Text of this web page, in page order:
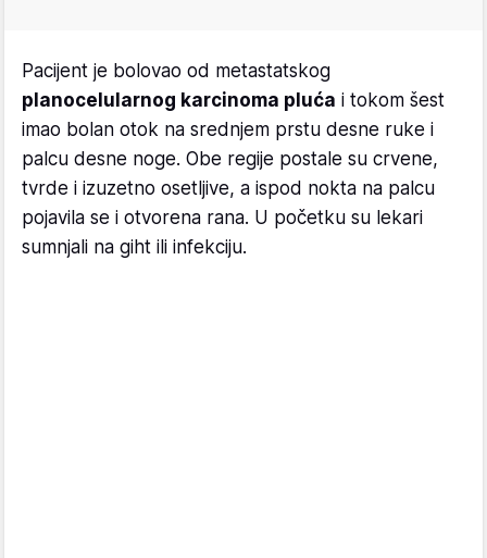
Pacijent je bolovao od metastatskog
planocelularnog karcinoma pluća i tokom šest
imao bolan otok na srednjem prstu desne ruke i
palcu desne noge. Obe regije postale su crvene,
tvrde i izuzetno osetljive, a ispod nokta na palcu
pojavila se i otvorena rana. U početku su lekari
sumnjali na giht ili infekciju.